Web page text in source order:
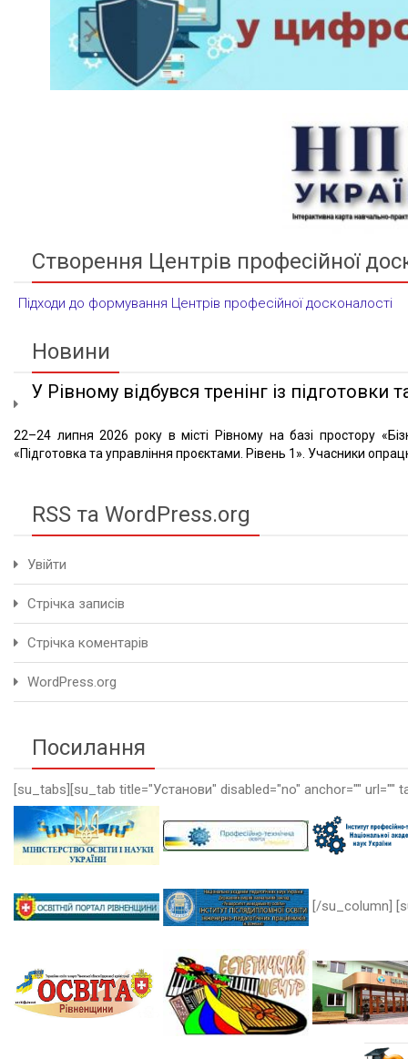
Створення Центрів професійної
Підходи до формування Центрів професійної досконалості
Новини
У Рівному відбувся тренінг із підготовки
22–24 липня 2026 року в місті Рівному на базі простору
«Підготовка та управління проєктами. Рівень 1». Учасники
RSS та WordPress.org
Увійти
Стрічка записів
Стрічка коментарів
WordPress.org
Посилання
[su_tabs][su_tab title="Установи" disabled="no" anchor=""
[/su_column]